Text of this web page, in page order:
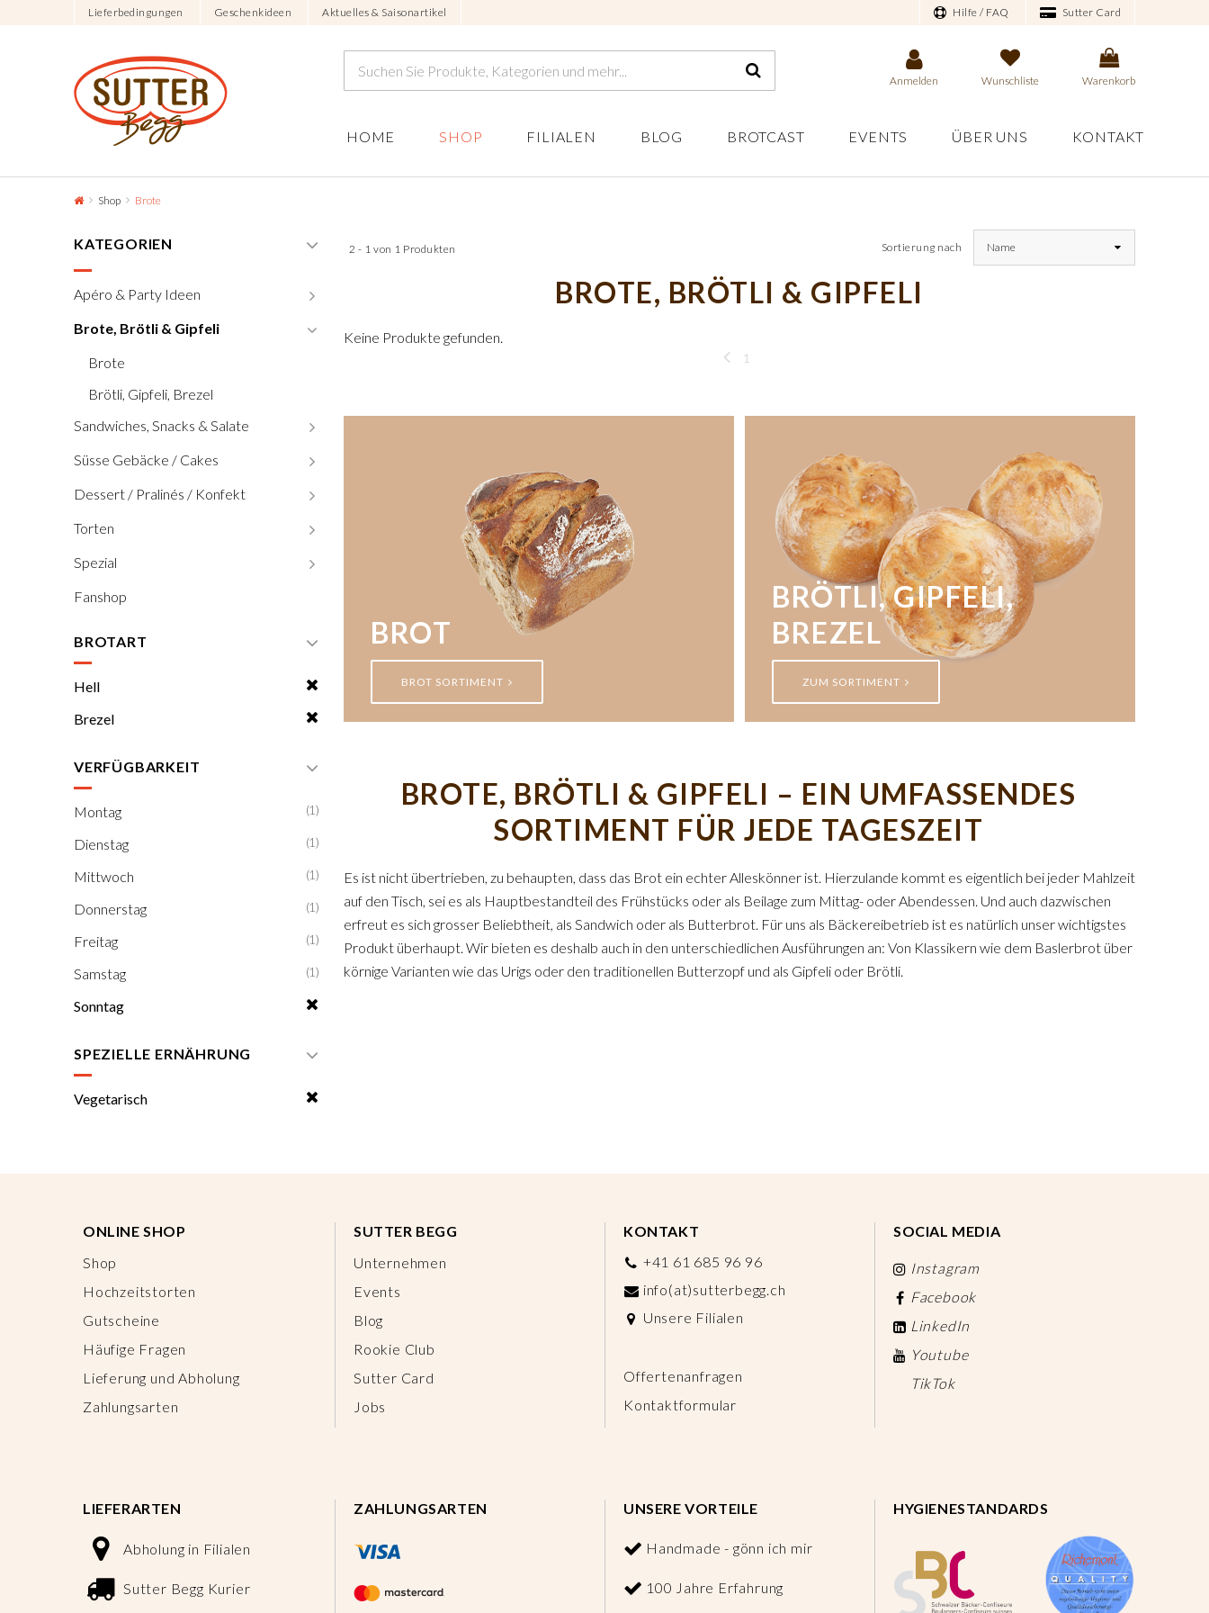
Lieferbedingungen Geschenkideen Aktuelles & Saisonartikel Hilfe / FAQ Sutter Card
Anmelden Wunschliste Warenkorb
HOME SHOP FILIALEN BLOG BROTCAST EVENTS ÜBER UNS KONTAKT
Shop Brote
KATEGORIEN
Apéro & Party Ideen
Brote, Brötli & Gipfeli
Brote
Brötli, Gipfeli, Brezel
Sandwiches, Snacks & Salate
Süsse Gebäcke / Cakes
Dessert / Pralinés / Konfekt
Torten
Spezial
Fanshop
BROTART
Hell
Brezel
VERFÜGBARKEIT
Montag (1)
Dienstag (1)
Mittwoch (1)
Donnerstag (1)
Freitag (1)
Samstag (1)
Sonntag
SPEZIELLE ERNÄHRUNG
Vegetarisch
2 - 1 von 1 Produkten Sortierung nach Name
BROTE, BRÖTLI & GIPFELI
Keine Produkte gefunden.
1
BROT
BROT SORTIMENT
BRÖTLI, GIPFELI,
BREZEL
ZUM SORTIMENT
BROTE, BRÖTLI & GIPFELI – EIN UMFASSENDES
SORTIMENT FÜR JEDE TAGESZEIT
Es ist nicht übertrieben, zu behaupten, dass das Brot ein echter Alleskönner ist. Hierzulande kommt es eigentlich bei jeder Mahlzeit
auf den Tisch, sei es als Hauptbestandteil des Frühstücks oder als Beilage zum Mittag- oder Abendessen. Und auch dazwischen
erfreut es sich grosser Beliebtheit, als Sandwich oder als Butterbrot. Für uns als Bäckereibetrieb ist es natürlich unser wichtigstes
Produkt überhaupt. Wir bieten es deshalb auch in den unterschiedlichen Ausführungen an: Von Klassikern wie dem Baslerbrot über
körnige Varianten wie das Urigs oder den traditionellen Butterzopf und als Gipfeli oder Brötli.
ONLINE SHOP
Shop
Hochzeitstorten
Gutscheine
Häufige Fragen
Lieferung und Abholung
Zahlungsarten
SUTTER BEGG
Unternehmen
Events
Blog
Rookie Club
Sutter Card
Jobs
KONTAKT
+41 61 685 96 96
info(at)sutterbegg.ch
Unsere Filialen
Offertenanfragen
Kontaktformular
SOCIAL MEDIA
Instagram
Facebook
LinkedIn
Youtube
TikTok
LIEFERARTEN
Abholung in Filialen
Sutter Begg Kurier
ZAHLUNGSARTEN UNSERE VORTEILE
Handmade - gönn ich mir
100 Jahre Erfahrung
HYGIENESTANDARDS